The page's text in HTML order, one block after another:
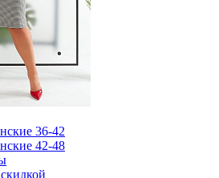
36-42
42-48